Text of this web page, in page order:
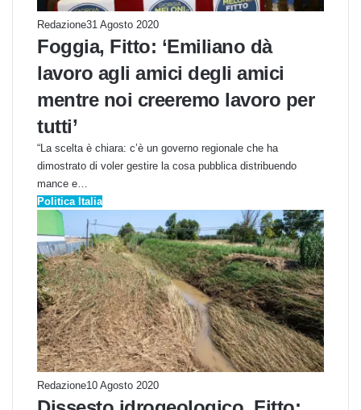
Redazione31 Agosto 2020
Foggia, Fitto: ‘Emiliano dà
lavoro agli amici degli amici
mentre noi creeremo lavoro per
tutti’
“La scelta è chiara: c’è un governo regionale che ha
dimostrato di voler gestire la cosa pubblica distribuendo
mance e…
Politica Italia
Redazione10 Agosto 2020